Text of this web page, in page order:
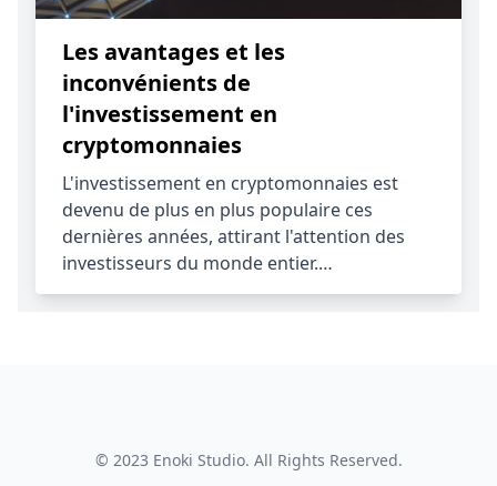
Les avantages et les
inconvénients de
l'investissement en
cryptomonnaies
L'investissement en cryptomonnaies est
devenu de plus en plus populaire ces
dernières années, attirant l'attention des
investisseurs du monde entier.…
© 2023 Enoki Studio. All Rights Reserved.